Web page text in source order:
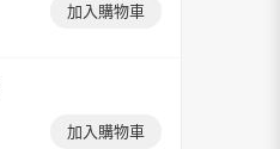
加入購物車
加入購物車